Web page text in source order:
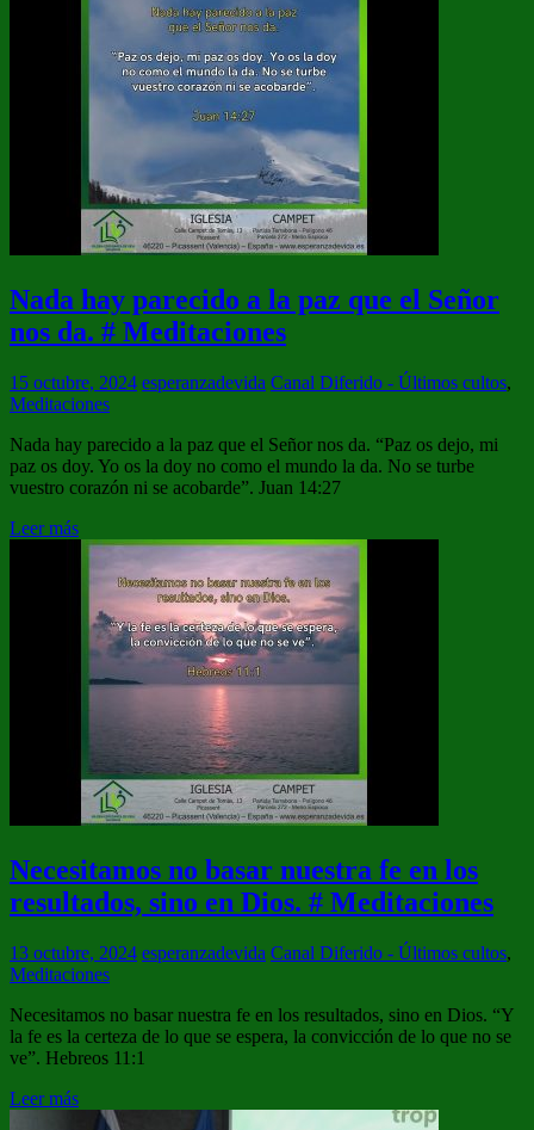
Nada hay parecido a la paz que el Señor
nos da. # Meditaciones
15 octubre, 2024 esperanzadevida Canal Diferido - Últimos cultos,
Meditaciones
Nada hay parecido a la paz que el Señor nos da. “Paz os dejo, mi
paz os doy. Yo os la doy no como el mundo la da. No se turbe
vuestro corazón ni se acobarde”. Juan 14:27
Leer más
Necesitamos no basar nuestra fe en los
resultados, sino en Dios. # Meditaciones
13 octubre, 2024 esperanzadevida Canal Diferido - Últimos cultos,
Meditaciones
Necesitamos no basar nuestra fe en los resultados, sino en Dios. “Y
la fe es la certeza de lo que se espera, la convicción de lo que no se
ve”. Hebreos 11:1
Leer más